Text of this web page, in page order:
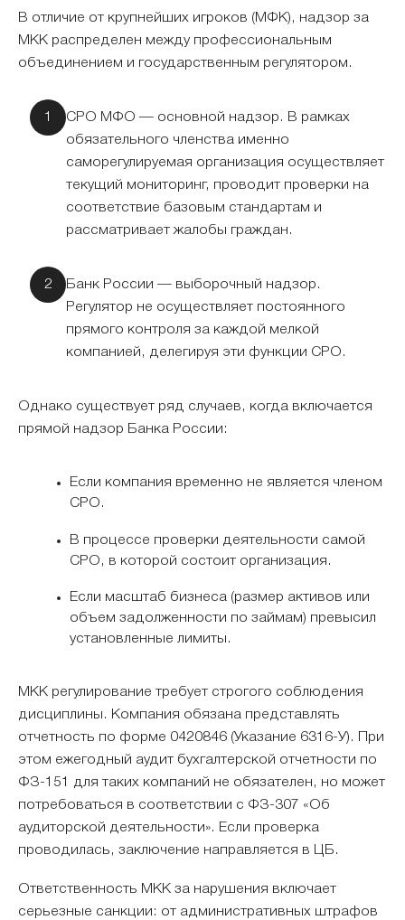
В отличие от крупнейших игроков (МФК), надзор за
МКК распределен между профессиональным
объединением и государственным регулятором.
СРО МФО — основной надзор. В рамках
обязательного членства именно
саморегулируемая организация осуществляет
текущий мониторинг, проводит проверки на
соответствие базовым стандартам и
рассматривает жалобы граждан.
Банк России — выборочный надзор.
Регулятор не осуществляет постоянного
прямого контроля за каждой мелкой
компанией, делегируя эти функции СРО.
Однако существует ряд случаев, когда включается
прямой надзор Банка России:
Если компания временно не является членом
СРО.
В процессе проверки деятельности самой
СРО, в которой состоит организация.
Если масштаб бизнеса (размер активов или
объем задолженности по займам) превысил
установленные лимиты.
МКК регулирование требует строгого соблюдения
дисциплины. Компания обязана представлять
отчетность по форме 0420846 (Указание 6316-У). При
этом ежегодный аудит бухгалтерской отчетности по
ФЗ-151 для таких компаний не обязателен, но может
потребоваться в соответствии с ФЗ-307 «Об
аудиторской деятельности». Если проверка
проводилась, заключение направляется в ЦБ.
Ответственность МКК за нарушения включает
серьезные санкции: от административных штрафов